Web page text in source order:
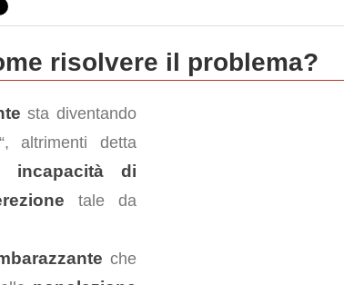
risolvere il problema?
sta diventando
“, altrimenti detta
incapacità di
tale da
che